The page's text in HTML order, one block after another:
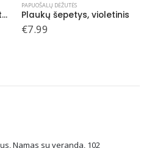
Muzikinė papuošalų dėžutė-spintutė, Užburtoji
PAPUOŠALŲ DĖŽUTĖS
Plaukų šepetys, violetinis
€7.99
Namas su veranda, 102